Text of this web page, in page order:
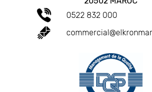
0522 832 000